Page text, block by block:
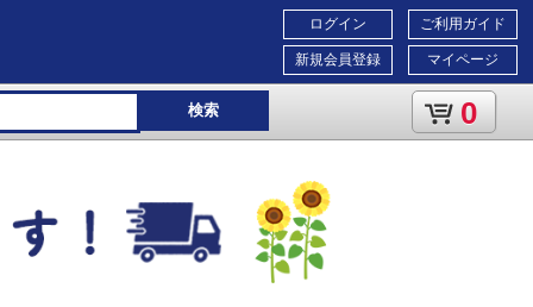
ご利用ガイド
マイページ
ログイン
新規会員登録
検索 0